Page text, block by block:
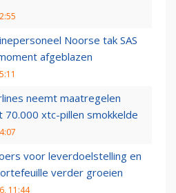
Noorse tak SAS
afgeblazen
neemt maatregelen
70.000 xtc-pillen smokkelde
voor leverdoelstelling en
verder groeien
11:44